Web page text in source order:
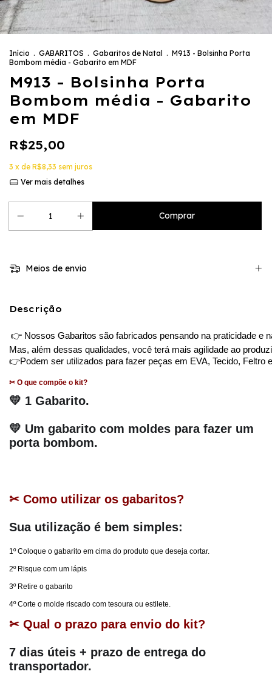
Início . GABARITOS . Gabaritos de Natal . M913 - Bolsinha Porta
Bombom média - Gabarito em MDF
M913 - Bolsinha Porta
Bombom média - Gabarito
em MDF
R$25,00
3 x de R$8,33 sem juros
Ver mais detalhes
Meios de envio
Descrição
👉 Nossos Gabaritos são fabricados pensando na praticidade e
Mas, além dessas qualidades, você terá mais agilidade ao
👉Podem ser utilizados para fazer peças em EVA, Tecido, Feltro
✂ O que compõe o kit?
💛 1 Gabarito.
💛 Um gabarito com moldes para fazer um
porta bombom.
✂ Como utilizar os gabaritos?
Sua utilização é bem simples:
1º Coloque o gabarito em cima do produto que deseja cortar.
2º Risque com um lápis
3º Retire o gabarito
4º Corte o molde riscado com tesoura ou estilete.
✂ Qual o prazo para envio do kit?
7 dias úteis + prazo de entrega do
transportador.